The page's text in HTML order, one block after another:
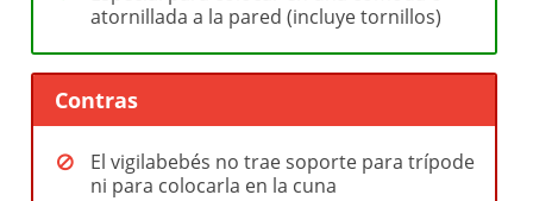
atornillada a la pared (incluye tornillos)
Contras
El vigilabebés no trae soporte para trípode
ni para colocarla en la cuna